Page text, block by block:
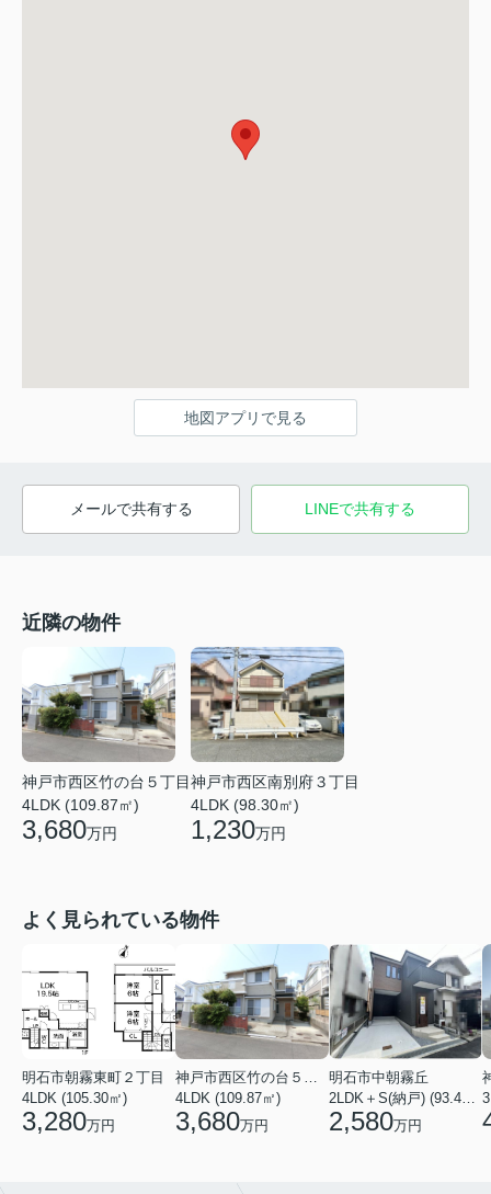
地図アプリで見る
メールで共有する LINEで共有する
近隣の物件
神戸市西区竹の台５丁目
4LDK (109.87㎡)
3,680万円
神戸市西区南別府３丁目
4LDK (98.30㎡)
1,230万円
よく見られている物件
明石市朝霧東町２丁目
4LDK (105.30㎡)
3,280万円
神戸市西区竹の台５丁目
4LDK (109.87㎡)
3,680万円
明石市中朝霧丘
2LDK＋S(納戸) (93.42㎡)
2,580万円